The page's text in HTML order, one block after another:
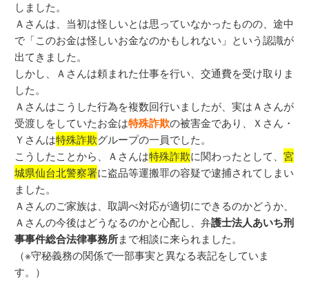
しました。
Ａさんは、当初は怪しいとは思っていなかったものの、途中
で「このお金は怪しいお金なのかもしれない」という認識が
出てきました。
しかし、Ａさんは頼まれた仕事を行い、交通費を受け取りま
した。
Ａさんはこうした行為を複数回行いましたが、実はＡさんが
受渡しをしていたお金は特殊詐欺の被害金であり、Ｘさん・
Ｙさんは特殊詐欺グループの一員でした。
こうしたことから、Ａさんは特殊詐欺に関わったとして、宮
城県仙台北警察署に盗品等運搬罪の容疑で逮捕されてしまい
ました。
Ａさんのご家族は、取調べ対応が適切にできるのかどうか、
Ａさんの今後はどうなるのかと心配し、弁護士法人あいち刑
事事件総合法律事務所まで相談に来られました。
（※守秘義務の関係で一部事実と異なる表記をしていま
す。）